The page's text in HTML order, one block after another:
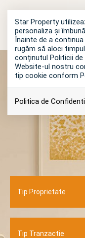
Star Property
personaliza și
Înainte de a
rugăm să aloci
conținutul Politicii de
Website-ul nostru
tip cookie conform
Politica de
Tip Proprietate
Tip Tranzactie